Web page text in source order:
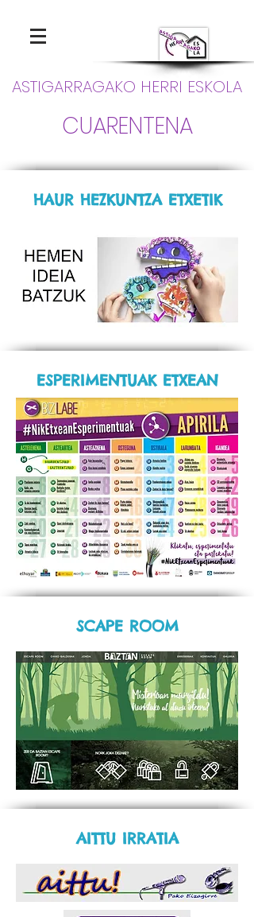
ASTIGARRAGAKO HERRI ESKOLA
CUARENTENA
HAUR HEZKUNTZA ETXETIK
ESPERIMENTUAK ETXEAN
SCAPE ROOM
AITTU IRRATIA